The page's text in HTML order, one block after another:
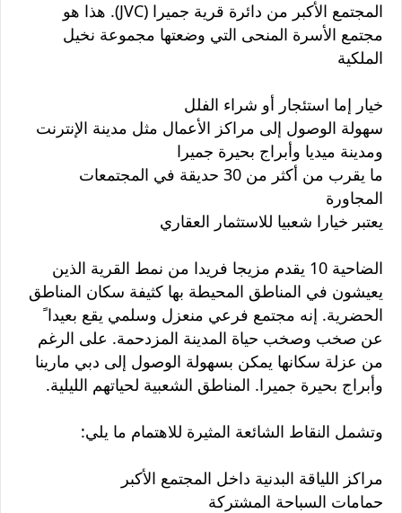
المجتمع الأكبر من دائرة قرية جميرا (JVC). هذا هو
مجتمع الأسرة المنحى التي وضعتها مجموعة نخيل
الملكية
خيار إما استئجار أو شراء الفلل
سهولة الوصول إلى مراكز الأعمال مثل مدينة الإنترنت
ومدينة ميديا وأبراج بحيرة جميرا
ما يقرب من أكثر من 30 حديقة في المجتمعات
المجاورة
يعتبر خيارا شعبيا للاستثمار العقاري
الضاحية 10 يقدم مزيجا فريدا من نمط القرية الذين
يعيشون في المناطق المحيطة بها كثيفة سكان المناطق
الحضرية. إنه مجتمع فرعي منعزل وسلمي يقع بعيدا ً
عن صخب وصخب حياة المدينة المزدحمة. على الرغم
من عزلة سكانها يمكن بسهولة الوصول إلى دبي مارينا
وأبراج بحيرة جميرا. المناطق الشعبية لحياتهم الليلية.
وتشمل النقاط الشائعة المثيرة للاهتمام ما يلي:
مراكز اللياقة البدنية داخل المجتمع الأكبر
حمامات السباحة المشتركة